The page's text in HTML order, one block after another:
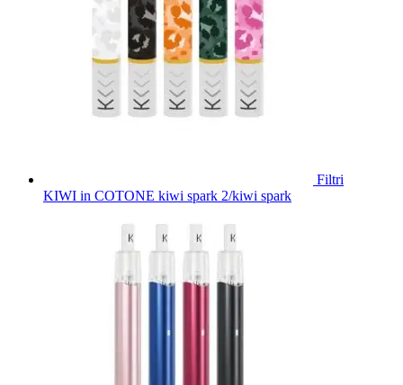
Filtri
KIWI in COTONE kiwi spark 2/kiwi spark